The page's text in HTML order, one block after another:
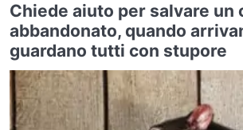
Chiede aiuto per salvare un
abbandonato, quando
guardano tutti con stupore